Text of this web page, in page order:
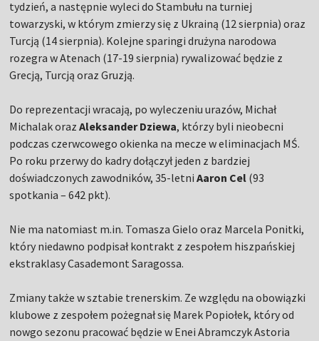
tydzień, a następnie wyleci do Stambułu na turniej
towarzyski, w którym zmierzy się z Ukrainą (12 sierpnia) oraz
Turcją (14 sierpnia). Kolejne sparingi drużyna narodowa
rozegra w Atenach (17-19 sierpnia) rywalizować będzie z
Grecją, Turcją oraz Gruzją.
Do reprezentacji wracają, po wyleczeniu urazów, Michał
Michalak orazAleksander Dziewa, którzy byli nieobecni
podczas czerwcowego okienka na mecze w eliminacjach MŚ.
Po roku przerwy do kadry dołączył jeden z bardziej
doświadczonych zawodników, 35-letniAaron Cel (93
spotkania – 642 pkt).
Nie ma natomiast m.in. Tomasza Gielo oraz Marcela Ponitki,
który niedawno podpisał kontrakt z zespołem hiszpańskiej
ekstraklasy Casademont Saragossa.
Zmiany także w sztabie trenerskim. Ze względu na obowiązki
klubowe z zespołem pożegnał się Marek Popiołek, który od
nowgo sezonu pracować będzie w Enei Abramczyk Astoria